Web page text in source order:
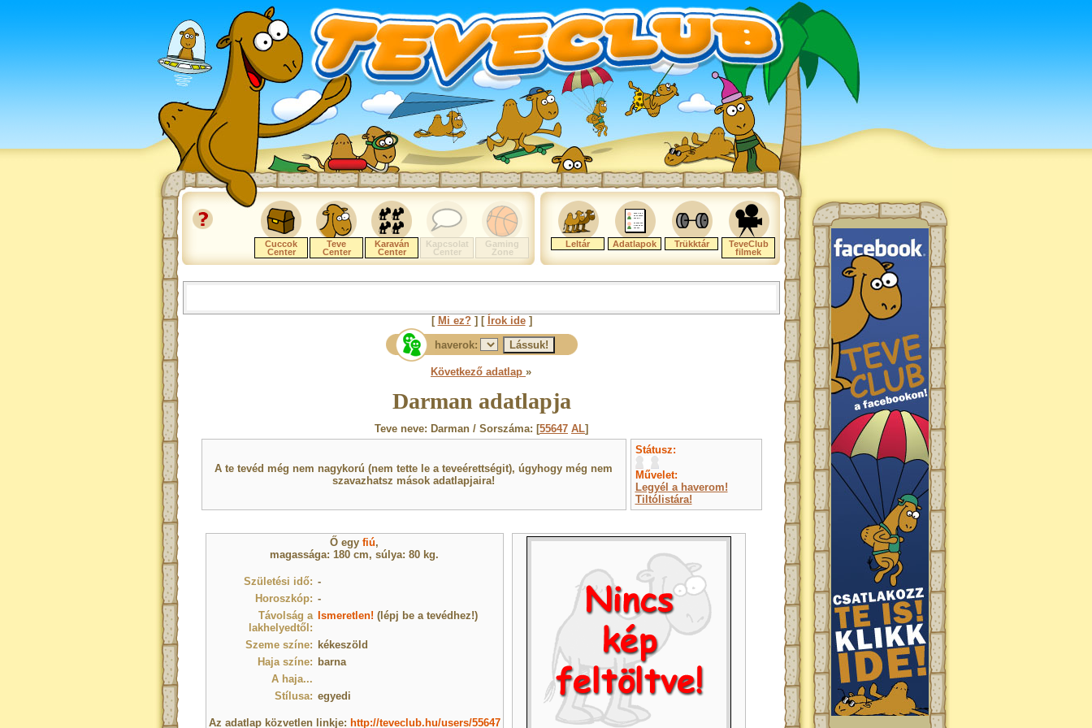
Cuccok
Center
Teve
Center
Karaván
Center
Kapcsolat
Center
Gaming
Zone
Leltár Adatlapok Trükktár
TeveClub
filmek
[ Mi ez?] [ Írok ide]
haverok:
Következő adatlap »
Darman adatlapja
Teve neve: Darman / Sorszáma: [55647 AL]
A te tevéd még nem nagykorú (nem tette le a teveérettségit), úgyhogy még nem
szavazhatsz mások adatlapjaira!
Státusz:
Művelet:
Legyél a haverom!
Tiltólistára!
Ő egy fiú,
magassága: 180 cm, súlya: 80 kg.
Születési idő: -
Horoszkóp: -
Távolság a
lakhelyedtől:
Ismeretlen! (lépj be a tevédhez!)
Szeme színe: kékeszöld
Haja színe: barna
A haja...
Stílusa: egyedi
Az adatlap közvetlen linkje: http://teveclub.hu/users/55647